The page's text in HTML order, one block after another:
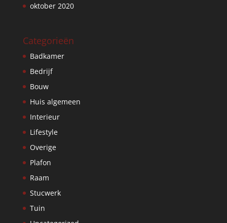
oktober 2020
Categorieën
Badkamer
Bedrijf
Bouw
Huis algemeen
Interieur
Lifestyle
Overige
Plafon
Raam
Stucwerk
Tuin